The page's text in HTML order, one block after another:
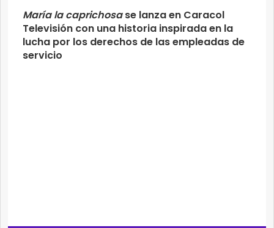
María la caprichosase lanza en Caracol
Televisión con una historia inspirada en la
lucha por los derechos de las empleadas de
servicio